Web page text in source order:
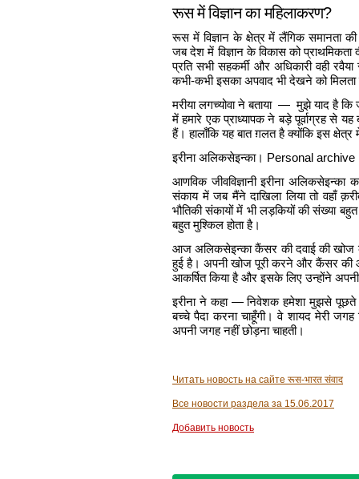
रूस में विज्ञान का महिलाकरण?
रूस में विज्ञान के क्षेत्र में लैंगिक समानता की
जब देश में विज्ञान के विकास को प्राथमिकता
प्रति सभी सहकर्मी और अधिकारी वही
कभी-कभी इसका अपवाद भी देखने को
मरीया लगच्योवा ने बताया — मुझे याद है कि
में हमारे एक प्राध्यापक ने बड़े पूर्वाग्रह से
हैं। हालाँकि यह बात ग़लत है क्योंकि इस क्षेत्र
इरीना अलिकसेइन्का। Personal archive
आणविक जीवविज्ञानी इरीना अलिकसेइन्का
संकाय में जब मैंने दाखिला लिया तो वहाँ
भौतिकी संकायों में भी लड़कियों की संख्या
बहुत मुश्किल होता है।
आज अलिकसेइन्का कैंसर की दवाई की खोज
हुई है। अपनी खोज पूरी करने और कैंसर की
आकर्षित किया है और इसके लिए उन्होंने
इरीना ने कहा — निवेशक हमेशा मुझसे पूछते
बच्चे पैदा करना चाहूँगी। वे शायद मेरी
अपनी जगह नहीं छोड़ना चाहती।
Читать новость на сайте रूस-भारत संवाद
Все новости раздела за 15.06.2017
Добавить новость